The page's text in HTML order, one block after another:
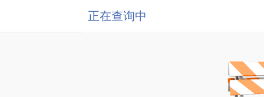
正在查询中